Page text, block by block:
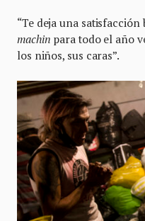
“Te deja una
machin para todo el año
los niños, sus caras”.